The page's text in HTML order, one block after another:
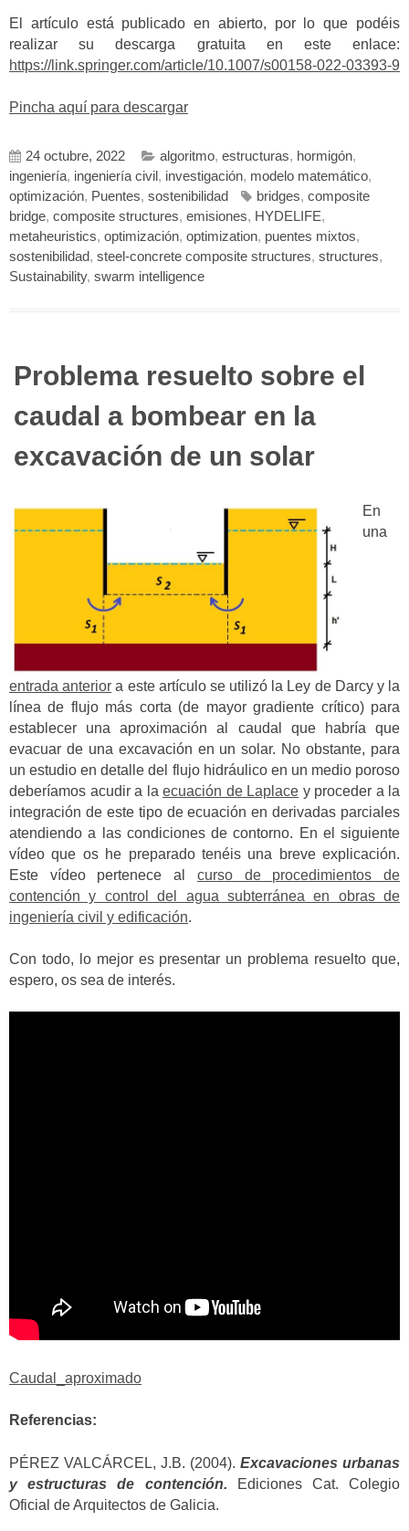
El artículo está publicado en abierto, por lo que podéis
realizar su descarga gratuita en este enlace:
https://link.springer.com/article/10.1007/s00158-022-03393-9
Pincha aquí para descargar
24 octubre, 2022 algoritmo, estructuras, hormigón,
ingeniería, ingeniería civil , investigación, modelo matemático,
optimización, Puentes, sostenibilidad bridges, composite
bridge, composite structures, emisiones, HYDELIFE,
metaheuristics, optimización, optimization, puentes mixtos,
sostenibilidad, steel-concrete composite structures, structures,
Sustainability, swarm intelligence
Problema resuelto sobre el
caudal a bombear en la
excavación de un solar
En
una
entrada anterior a este artículo se utilizó la Ley de Darcy y la
línea de flujo más corta (de mayor gradiente crítico) para
establecer una aproximación al caudal que habría que
evacuar de una excavación en un solar. No obstante, para
un estudio en detalle del flujo hidráulico en un medio poroso
deberíamos acudir a la ecuación de Laplace y proceder a la
integración de este tipo de ecuación en derivadas parciales
atendiendo a las condiciones de contorno. En el siguiente
vídeo que os he preparado tenéis una breve explicación.
Este vídeo pertenece al curso de procedimientos de
contención y control del agua subterránea en obras de
ingeniería civil y edificación.
Con todo, lo mejor es presentar un problema resuelto que,
espero, os sea de interés.
Caudal_aproximado
Referencias:
PÉREZ VALCÁRCEL, J.B. (2004). Excavaciones urbanas
y estructuras de contención. Ediciones Cat. Colegio
Oficial de Arquitectos de Galicia.